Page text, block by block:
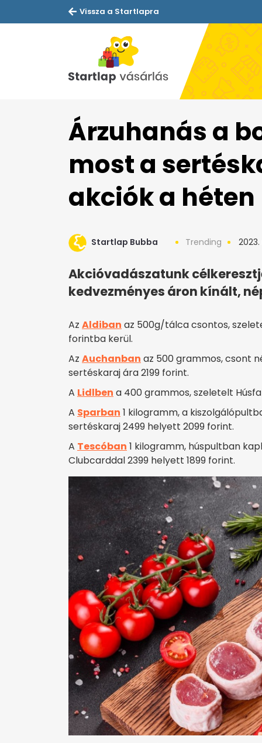
Vissza a Startlapra
Árzuhanás a
most a
akciók a héten
Startlap Bubba Trending 2023.
Akcióvadászatunk
kedvezményes áron kínált,
Az Aldiban az 500g/tálca csontos,
forintba kerül.
Az Auchanban az 500 grammos, csont
sertéskaraj ára 2199 forint.
A Lidlben a 400 grammos, szeletelt
A Sparban 1 kilogramm, a
sertéskaraj 2499 helyett 2099 forint.
A Tescóban 1 kilogramm, húspultban
Clubcarddal 2399 helyett 1899 forint.